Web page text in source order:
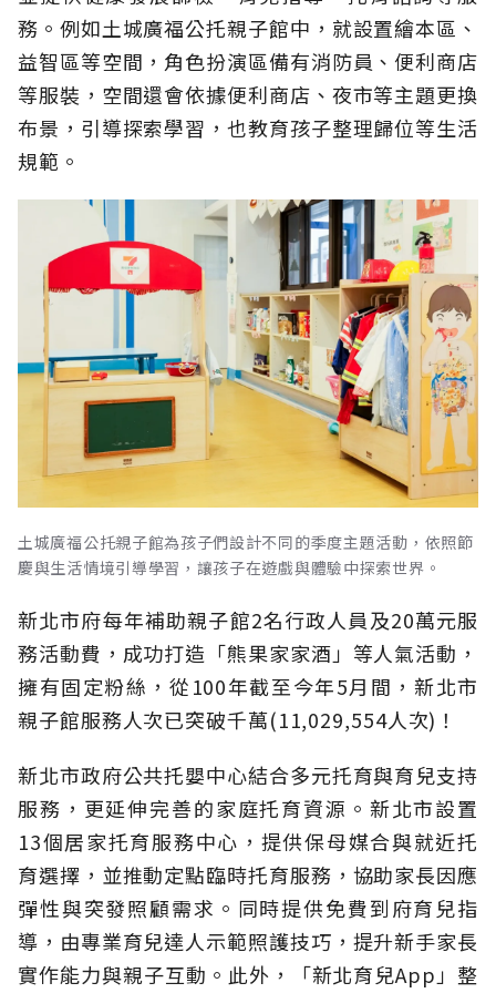
務。例如土城廣福公托親子館中，就設置繪本區、
益智區等空間，角色扮演區備有消防員、便利商店
等服裝，空間還會依據便利商店、夜市等主題更換
布景，引導探索學習，也教育孩子整理歸位等生活
規範。
土城廣福公托親子館為孩子們設計不同的季度主題活動，依照節
慶與生活情境引導學習，讓孩子在遊戲與體驗中探索世界。
新北市府每年補助親子館2名行政人員及20萬元服
務活動費，成功打造「熊果家家酒」等人氣活動，
擁有固定粉絲，從100年截至今年5月間，新北市
親子館服務人次已突破千萬(11,029,554人次)！
新北市政府公共托嬰中心結合多元托育與育兒支持
服務，更延伸完善的家庭托育資源。新北市設置
13個居家托育服務中心，提供保母媒合與就近托
育選擇，並推動定點臨時托育服務，協助家長因應
彈性與突發照顧需求。同時提供免費到府育兒指
導，由專業育兒達人示範照護技巧，提升新手家長
實作能力與親子互動。此外，「新北育兒App」整